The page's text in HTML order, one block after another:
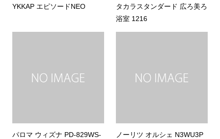
YKKAP エピソードNEO
タカラスタンダード 広ろ美ろ
浴室 1216
パロマ ウィズナ PD-829WS-
ノーリツ オルシェ N3WU3P